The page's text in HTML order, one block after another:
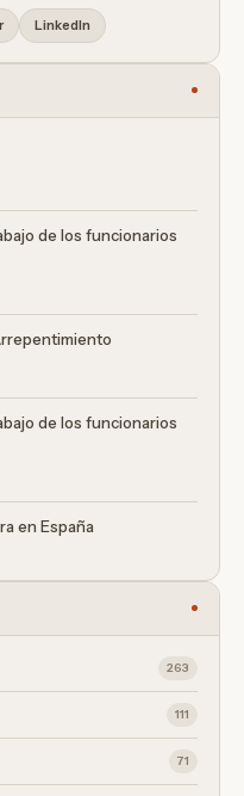
LinkedIn
de los funcionarios
de los funcionarios
en España
263
111
71